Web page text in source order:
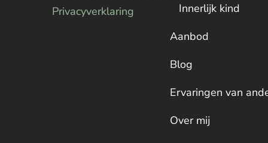
Privacyverklaring
Innerlijk kind
Aanbod
Blog
Ervaringen van
Over mij